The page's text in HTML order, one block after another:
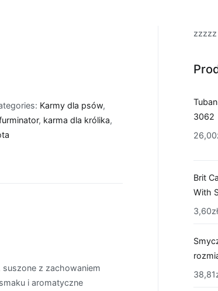
Karmy dla psów,
, karma dla królika,
z zachowaniem
i aromatyczne
zzzzz
3062
26,00
Brit
With
3,60zł
38,81